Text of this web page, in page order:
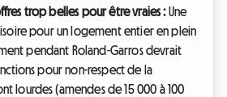
trop belles pour être vraies :Une
pour un logement entier en plein
pendant Roland-Garros devrait
pour non-respect de la
lourdes (amendes de 15 000 à 100